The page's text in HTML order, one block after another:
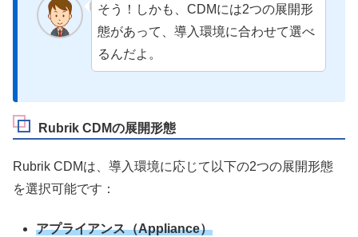
そう！しかも、CDMには2つの展開形
態があって、導入環境に合わせて選べ
るんだよ。
Rubrik CDMの展開形態
Rubrik CDMは、導入環境に応じて以下の2つの展開形態
を選択可能です：
アプライアンス（Appliance）